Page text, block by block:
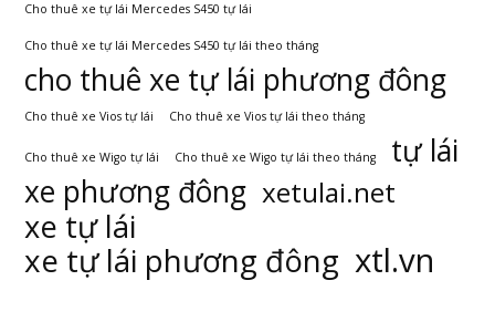
Cho thuê xe tự lái Mercedes S450 tự lái
Cho thuê xe tự lái Mercedes S450 tự lái theo tháng
cho thuê xe tự lái phương đông
Cho thuê xe Vios tự lái Cho thuê xe Vios tự lái theo tháng
Cho thuê xe Wigo tự lái Cho thuê xe Wigo tự lái theo tháng
tự lái
xe phương đông xetulai.net
xe tự lái
xe tự lái phương đông xtl.vn